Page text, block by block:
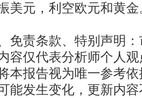
美元，利空欧元和黄金
责条款、特别声明：
容仅代表分析师个人
本报告视为唯一参考
能发生变化，更新内